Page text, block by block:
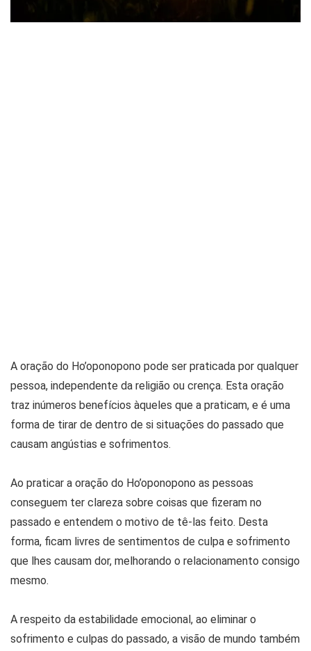
A oração do Ho’oponopono pode ser praticada por qualquer
pessoa, independente da religião ou crença. Esta oração
traz inúmeros benefícios àqueles que a praticam, e é uma
forma de tirar de dentro de si situações do passado que
causam angústias e sofrimentos.
Ao praticar a oração do Ho’oponopono as pessoas
conseguem ter clareza sobre coisas que fizeram no
passado e entendem o motivo de tê-las feito. Desta
forma, ficam livres de sentimentos de culpa e sofrimento
que lhes causam dor, melhorando o relacionamento consigo
mesmo.
A respeito da estabilidade emocional, ao eliminar o
sofrimento e culpas do passado, a visão de mundo também